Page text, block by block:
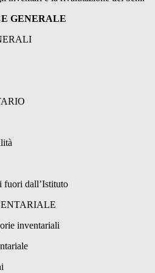
GENERALE
fuori dall’Istituto
inventariali